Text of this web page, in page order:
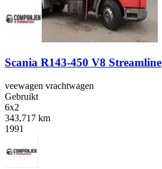
Scania R143-450 V8 Streamline
veewagen vrachtwagen
Gebruikt
6x2
343,717 km
1991